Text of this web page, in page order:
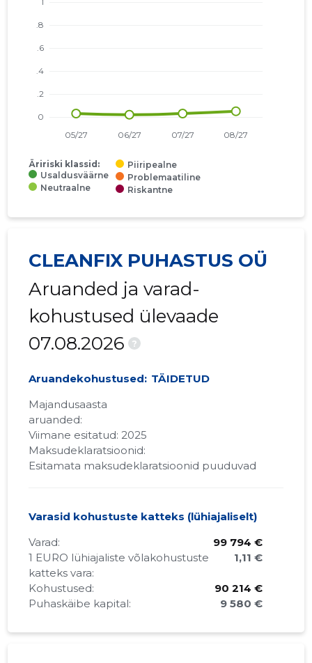
Äririski klassid:
Usaldusväärne
Neutraalne
Piiripealne
Problemaatiline
Riskantne
CLEANFIX PUHASTUS OÜ
Aruanded ja varad-
kohustused ülevaade
07.08.2026
?
Aruandekohustused: TÄIDETUD
Majandusaasta
aruanded:
Viimane esitatud: 2025
Maksudeklaratsioonid:
Esitamata maksudeklaratsioonid puuduvad
Varasid kohustuste katteks (lühiajaliselt)
Varad:
99 794 €
1 EURO lühiajaliste võlakohustuste
katteks vara:
1,11 €
Kohustused:
90 214 €
Puhaskäibe kapital:
9 580 €